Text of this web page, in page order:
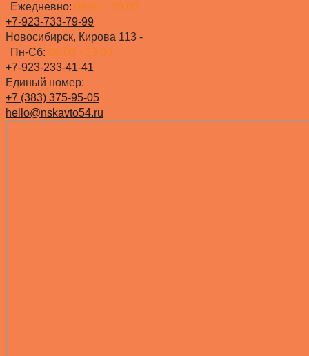
Ежедневно: 09.00 - 20.00
+7-923-733-79-99
Новосибирск, Кирова 113 -
Пн-Сб: 08.00 - 19.00
+7-923-233-41-41
Единый номер:
+7 (383) 375-95-05
hello@nskavto54.ru